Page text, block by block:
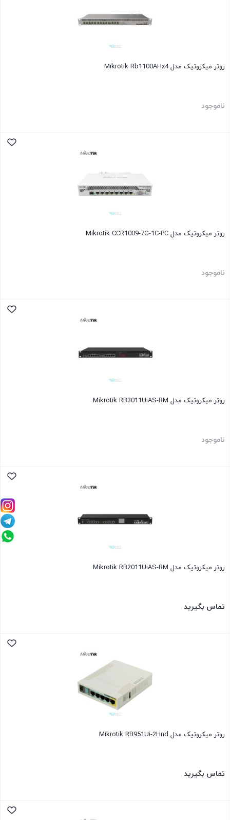
روتر میکروتیک مدل Mikrotik Rb1100AHx4
ناموجود
روتر میکروتیک مدل Mikrotik CCR1009-7G-1C-PC
ناموجود
روتر میکروتیک مدل Mikrotik RB3011UiAS-RM
ناموجود
روتر میکروتیک مدل Mikrotik RB2011UiAS-RM
تماس بگیرید
روتر میکروتیک مدل Mikrotik RB951Ui-2Hnd
تماس بگیرید